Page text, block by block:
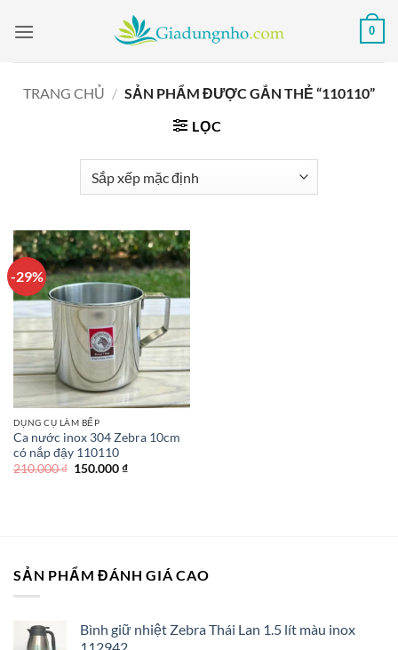
qua
0
TRANG CHỦ / SẢN PHẨM ĐƯỢC GẮN THẺ “110110”
LỌC
-29%
DỤNG CỤ LÀM BẾP
Ca nước inox 304 Zebra 10cm
có nắp đậy 110110
210.000₫ Giá
150.000₫Giá
SẢN PHẨM ĐÁNH GIÁ CAO
Bình giữ nhiệt Zebra Thái Lan 1.5 lít màu inox